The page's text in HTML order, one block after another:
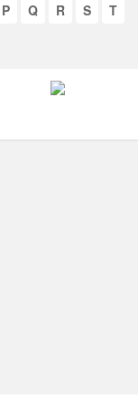
P Q R S
T